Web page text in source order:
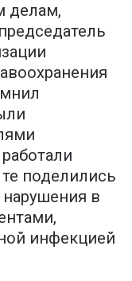
делам,
поделились
в
инфекцией